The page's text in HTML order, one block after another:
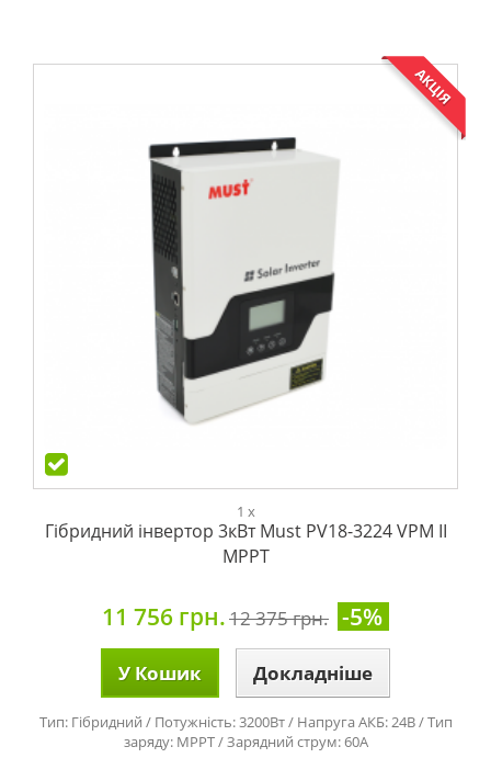
АКЦІЯ
1 x
Гібридний інвертор 3кВт Must PV18-3224 VPM II
MPPT
11 756 грн.12 375 грн. -5%
У Кошик Докладніше
Тип: Гібридний / Потужність: 3200Вт / Напруга АКБ: 24В / Тип
заряду: MPPT / Зарядний струм: 60А